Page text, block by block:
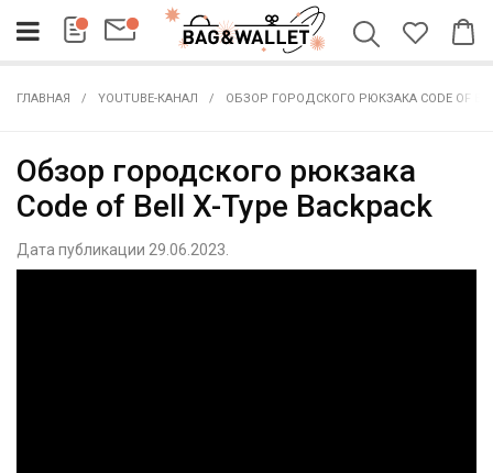
ГЛАВНАЯ YOUTUBE-КАНАЛ ОБЗОР ГОРОДСКОГО РЮКЗАКА CODE OF
Обзор городского рюкзака
Code of Bell X-Type Backpack
Дата публикации 29.06.2023.